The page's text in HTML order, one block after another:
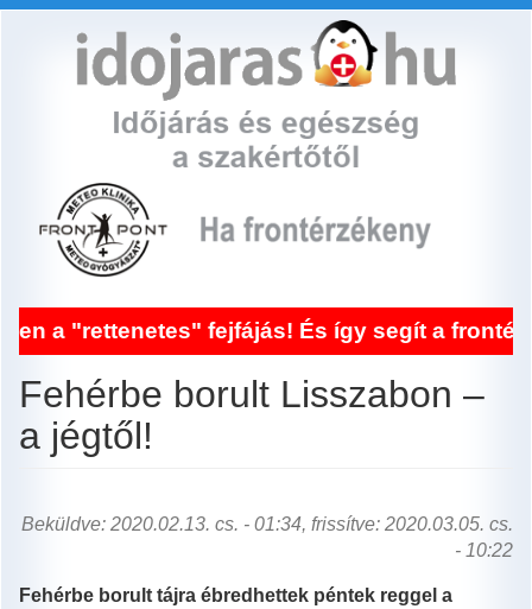
fejfájás! És így segít a frontérzékenység
Fehérbe borult Lisszabon –
a jégtől!
Beküldve: 2020.02.13. cs. - 01:34, frissítve: 2020.03.05. cs.
- 10:22
Fehérbe borult tájra ébredhettek péntek reggel a